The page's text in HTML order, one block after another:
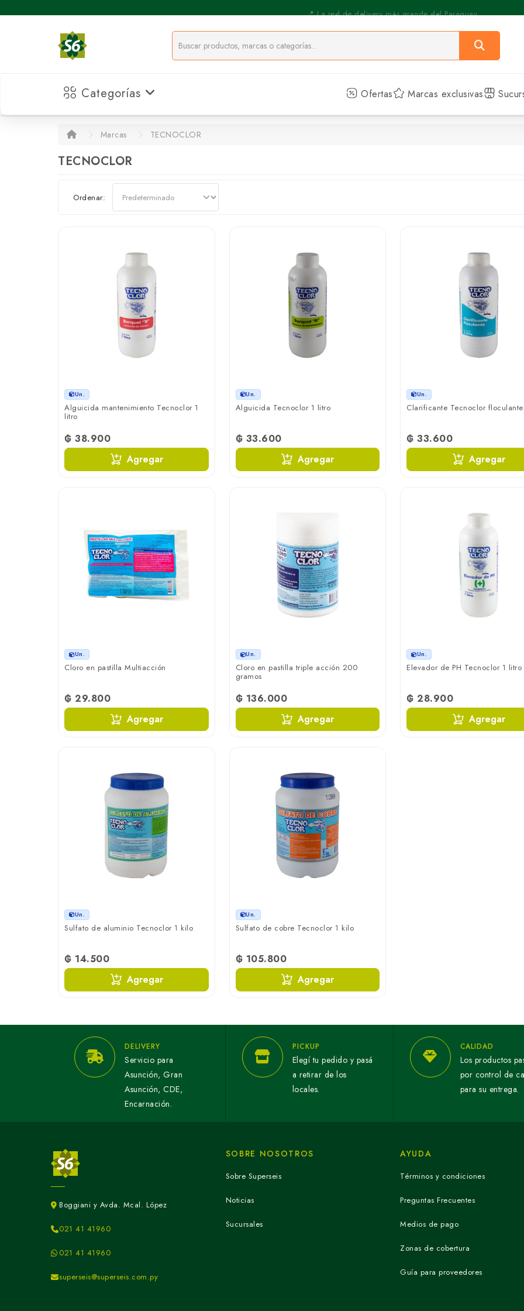
⚡️ Pickup Express - Retirás en 30 min.
Categorías Ofertas Marcas exclusivas
Marcas TECNOCLOR
TECNOCLOR
Ordenar:
Un.
Alguicida mantenimiento Tecnoclor 1
litro
₲ 38.900
Agregar
Un.
Alguicida Tecnoclor 1 litro
₲ 33.600
Agregar
Un.
Clarificante Tecnoclor
₲ 33.600
Agregar
Un.
Cloro en pastilla Multiacción
₲ 29.800
Agregar
Un.
Cloro en pastilla triple acción 200
gramos
₲ 136.000
Agregar
Un.
Elevador de PH Tecnoclor 1 litro
₲ 28.900
Agregar
Un.
Sulfato de aluminio Tecnoclor 1 kilo
₲ 14.500
Agregar
Un.
Sulfato de cobre Tecnoclor 1 kilo
₲ 105.800
Agregar
DELIVERY
Servicio para
Asunción, Gran
Asunción, CDE,
Encarnación.
PICKUP
Elegí tu pedido y pasá
a retirar de los
locales.
CALIDAD
Los productos
por control de
para su entrega.
Boggiani y Avda. Mcal. López
021 41 41960
021 41 41960
superseis@superseis.com.py
SOBRE NOSOTROS
Sobre Superseis
Noticias
Sucursales
AYUDA
Términos y condiciones
Preguntas Frecuentes
Medios de pago
Zonas de cobertura
Guía para proveedores